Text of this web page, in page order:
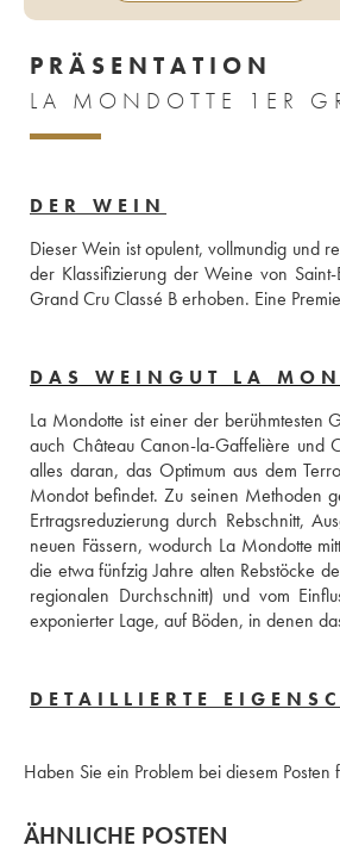
PRÄSENTATION
LA MONDOTTE 1ER
DER WEIN
Dieser Wein ist opulent, vollmundig und
der Klassifizierung der Weine von
Grand Cru Classé B erhoben. Eine
DAS WEINGUT LA
La Mondotte ist einer der
auch Château Canon-la-Gaffelière und
alles daran, das Optimum aus dem
Mondot befindet. Zu seinen Methoden
Ertragsreduzierung durch Rebschnitt,
neuen Fässern, wodurch La Mondotte
die etwa fünfzig Jahre alten Rebstöcke
regionalen Durchschnitt) und vom
exponierter Lage, auf Böden, in denen
DETAILLIERTE
Haben Sie ein Problem bei diesem Posten
ÄHNLICHE POSTEN